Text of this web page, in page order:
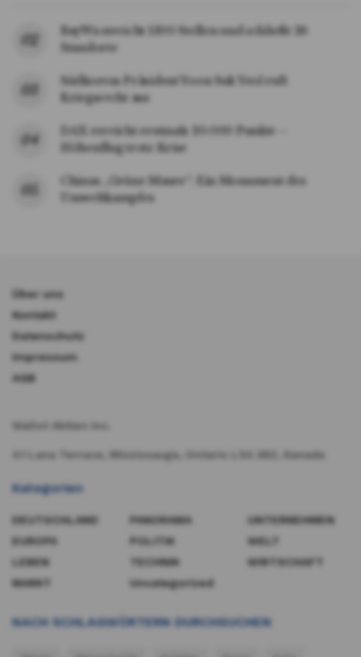
BayWa streicht 1300 Stellen und schließt 26
Standorte
Südkoreas Präsident Yoon Suk Yeol ruft
Kriegsrecht aus
DAX erreicht erstmals 20.000 Punkte –
Höhenflug trotz Krise
Chinas „Grüne Mauer“: Ein Monument des
Umweltkampfes
Über uns
Kontakt
Datenschutz
Impressum
AGB
Wallst Aktien Inc.
41 Lana Terrace, Mississauga, Ontario L5A 3B2, Kanada​
Kategorien
DEUTSCHLAND
EUROPA
LEBEN
MARKT
PANORAMA
POLITIK
TECHNIK
Uncategorized
UNTERNEHMEN
WELT
WIRTSCHAFT
NACH SCHLAGWÖRTERN DURCHSUCHEN